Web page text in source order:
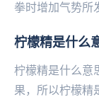
拳时增加气势所
柠檬精是什么
柠檬精是什么意
果，所以柠檬精